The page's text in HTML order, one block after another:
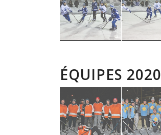
ÉQUIPES 2020